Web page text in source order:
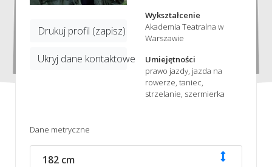
Drukuj profil (zapisz)
Ukryj dane kontaktowe
Wykształcenie
Akademia Teatralna w
Warszawie
Umiejętności
prawo jazdy, jazda na
rowerze, taniec,
strzelanie, szermierka
Dane metryczne
182 cm